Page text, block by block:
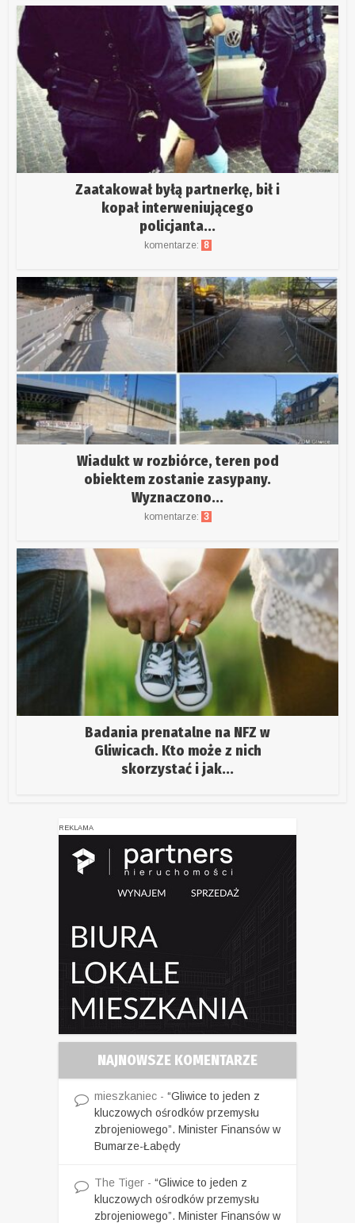
Zaatakował byłą partnerkę, bił i
kopał interweniującego
policjanta...
komentarze: 8
Wiadukt w rozbiórce, teren pod
obiektem zostanie zasypany.
Wyznaczono...
komentarze: 3
Badania prenatalne na NFZ w
Gliwicach. Kto może z nich
skorzystać i jak...
REKLAMA
NAJNOWSZE KOMENTARZE
mieszkaniec - “Gliwice to jeden z
kluczowych ośrodków przemysłu
zbrojeniowego”. Minister Finansów w
Bumarze-Łabędy
The Tiger - “Gliwice to jeden z
kluczowych ośrodków przemysłu
zbrojeniowego”. Minister Finansów w